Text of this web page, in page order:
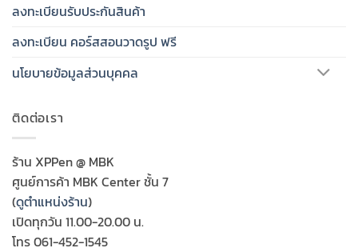
ลงทะเบียนรับประกันสินค้า
ลงทะเบียน คอร์สสอนวาดรูป ฟรี
นโยบายข้อมูลส่วนบุคคล
ติดต่อเรา
ร้าน XPPen @ MBK
ศูนย์การค้า MBK Center ชั้น 7
(ดูตำแหน่งร้าน)
เปิดทุกวัน 11.00-20.00 น.
โทร 061-452-1545